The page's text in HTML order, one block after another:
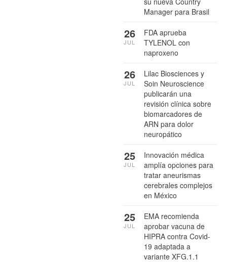
Manager para Brasil
FDA aprueba
TYLENOL con
naproxeno
26
JUL
Lilac Biosciences y
Soin Neuroscience
publicarán una
revisión clínica sobre
biomarcadores de
ARN para dolor
neuropático
26
JUL
Innovación médica
amplía opciones para
tratar aneurismas
cerebrales complejos
en México
25
JUL
EMA recomienda
aprobar vacuna de
HIPRA contra Covid-
19 adaptada a
variante XFG.1.1
25
JUL